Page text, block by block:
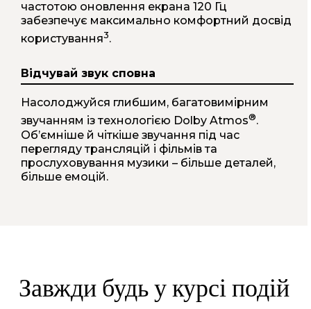
частотою оновлення екрана 120 Гц
забезпечує максимально комфортний досвід
користування3.
Відчувай звук сповна
Насолоджуйся глибшим, багатовимірним
звучанням із технологією Dolby Atmos®.
Об’ємніше й чіткіше звучання під час
перегляду трансляцій і фільмів та
прослуховування музики – більше деталей,
більше емоцій.
Завжди будь у курсі подій